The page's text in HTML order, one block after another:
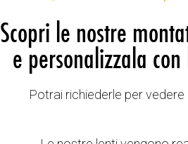
Scopri le nostre
e personalizzala
Potrai richiederle per